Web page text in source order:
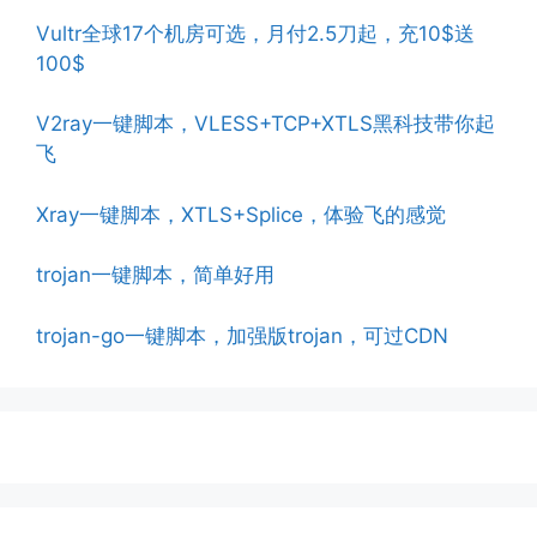
Vultr全球17个机房可选，月付2.5刀起，充10$送
100$
V2ray一键脚本，VLESS+TCP+XTLS黑科技带你起
飞
Xray一键脚本，XTLS+Splice，体验飞的感觉
trojan一键脚本，简单好用
trojan-go一键脚本，加强版trojan，可过CDN